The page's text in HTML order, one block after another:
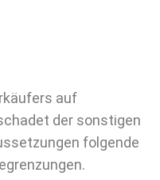
auf
der sonstigen
folgende